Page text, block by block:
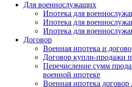
Для военнослужащих
Ипотека для
Ипотека для
Ипотека для
Договор
Военная ипотека и
Договор купли-продажи
Перечисление сумм
военной ипотеке
Военная ипотека договор